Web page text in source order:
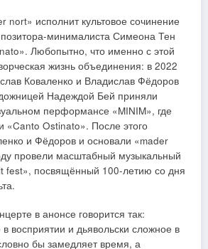
nort» исполнит культовое сочинение
минималиста Симеона Тен
Любопытно, что именно с этой
жизнь объединения: в 2022
Коваленко и Владислав Фёдоров
Надеждой Бей приняли
перформансе «MINIM», где
«Canto Ostinato». После этого
и Фёдоров и основали «mader
провели масштабный музыкальный
fest», посвящённый 100-летию со дня
в анонсе говорится так:
в восприятии и дьявольски сложное в
бы замедляет время, а